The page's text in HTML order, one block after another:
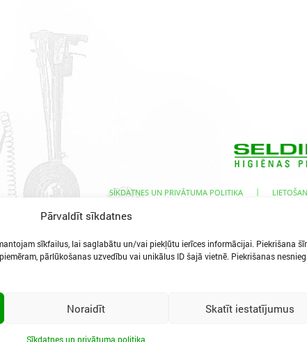
Pārvaldīt sīkdatnes
sīkfailus, lai saglabātu un/vai piekļūtu ierīces informācijai. Piekrišana
pārlūkošanas uzvedību vai unikālus ID šajā vietnē. Piekrišanas
Noraidīt Skatīt iestatījumus
Sīkdatnes un privātuma politika
SĪKDATNES UN PRIVĀTUMA POLITIKA |